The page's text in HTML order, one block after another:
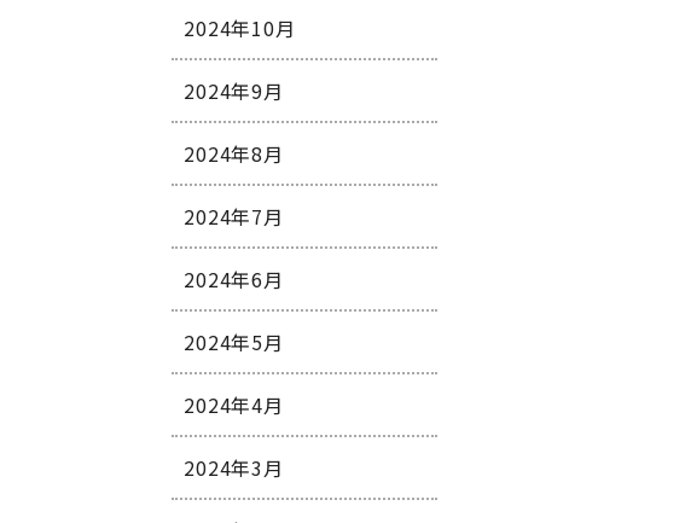
2024年10月
2024年9月
2024年8月
2024年7月
2024年6月
2024年5月
2024年4月
2024年3月